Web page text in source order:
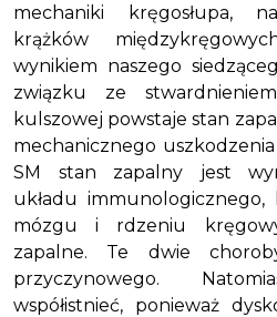
mechaniki kręgosłupa,
krążków
wynikiem naszego
związku ze
kulszowej powstaje stan
mechanicznego
SM stan zapalny jest
układu
mózgu i rdzeniu
zapalne. Te dwie
przyczynowego.
współistnieć, ponieważ